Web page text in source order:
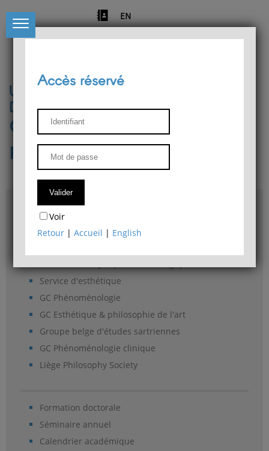
EN
Université de Liège
Département de philosophie
Centre de recherches
phénoménologiques
Accès & plans
Bibliothèque du Département de philosophie
Service d'esthétique
GC Phénoménologie
GC Esthétique & philosophie de l'art
Groupe belge d'études sartriennes
GC Phénoménologie clinique
Liège Philosophy Society
Formation doctorale
Séminaire annuel
Calendrier académique
Accès réservé
Voir
Retour |Accueil | English